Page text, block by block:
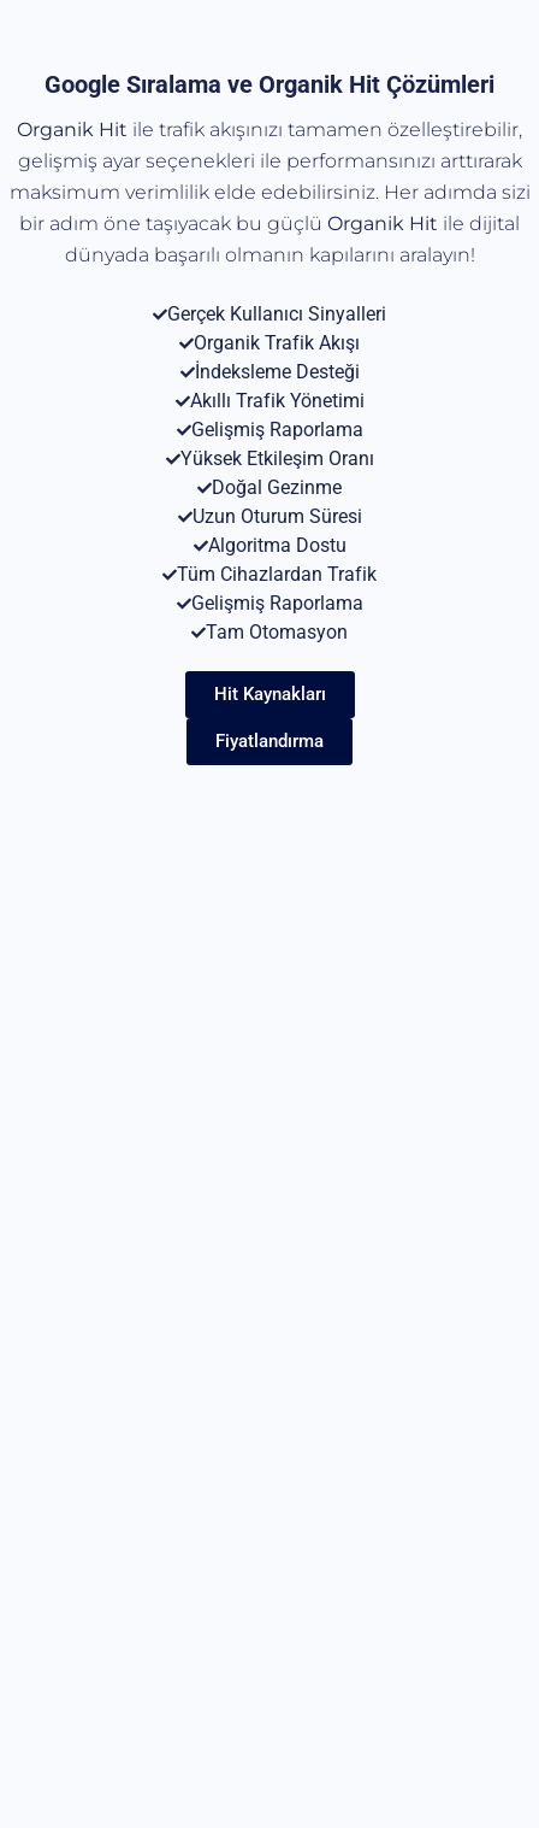
Google Sıralama ve Organik Hit Çözümleri
Organik Hit ile trafik akışınızı tamamen özelleştirebilir,
gelişmiş ayar seçenekleri ile performansınızı arttırarak
maksimum verimlilik elde edebilirsiniz. Her adımda sizi
bir adım öne taşıyacak bu güçlü Organik Hit ile dijital
dünyada başarılı olmanın kapılarını aralayın!
Gerçek Kullanıcı Sinyalleri
Organik Trafik Akışı
İndeksleme Desteği
Akıllı Trafik Yönetimi
Gelişmiş Raporlama
Yüksek Etkileşim Oranı
Doğal Gezinme
Uzun Oturum Süresi
Algoritma Dostu
Tüm Cihazlardan Trafik
Gelişmiş Raporlama
Tam Otomasyon
Hit Kaynakları
Fiyatlandırma